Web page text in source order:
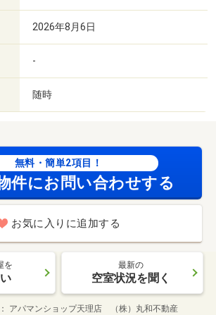
2026年8月6日
-
随時
無料・簡単2項目！
件にお問い合わせする
お気に入りに追加する
を 最新の
空室状況を聞く
アパマンショップ天理店 （株）丸和不動産